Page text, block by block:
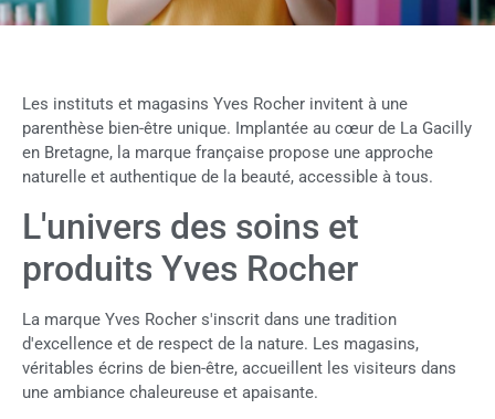
Les instituts et magasins Yves Rocher invitent à une
parenthèse bien-être unique. Implantée au cœur de La Gacilly
en Bretagne, la marque française propose une approche
naturelle et authentique de la beauté, accessible à tous.
L'univers des soins et
produits Yves Rocher
La marque Yves Rocher s'inscrit dans une tradition
d'excellence et de respect de la nature. Les magasins,
véritables écrins de bien-être, accueillent les visiteurs dans
une ambiance chaleureuse et apaisante.